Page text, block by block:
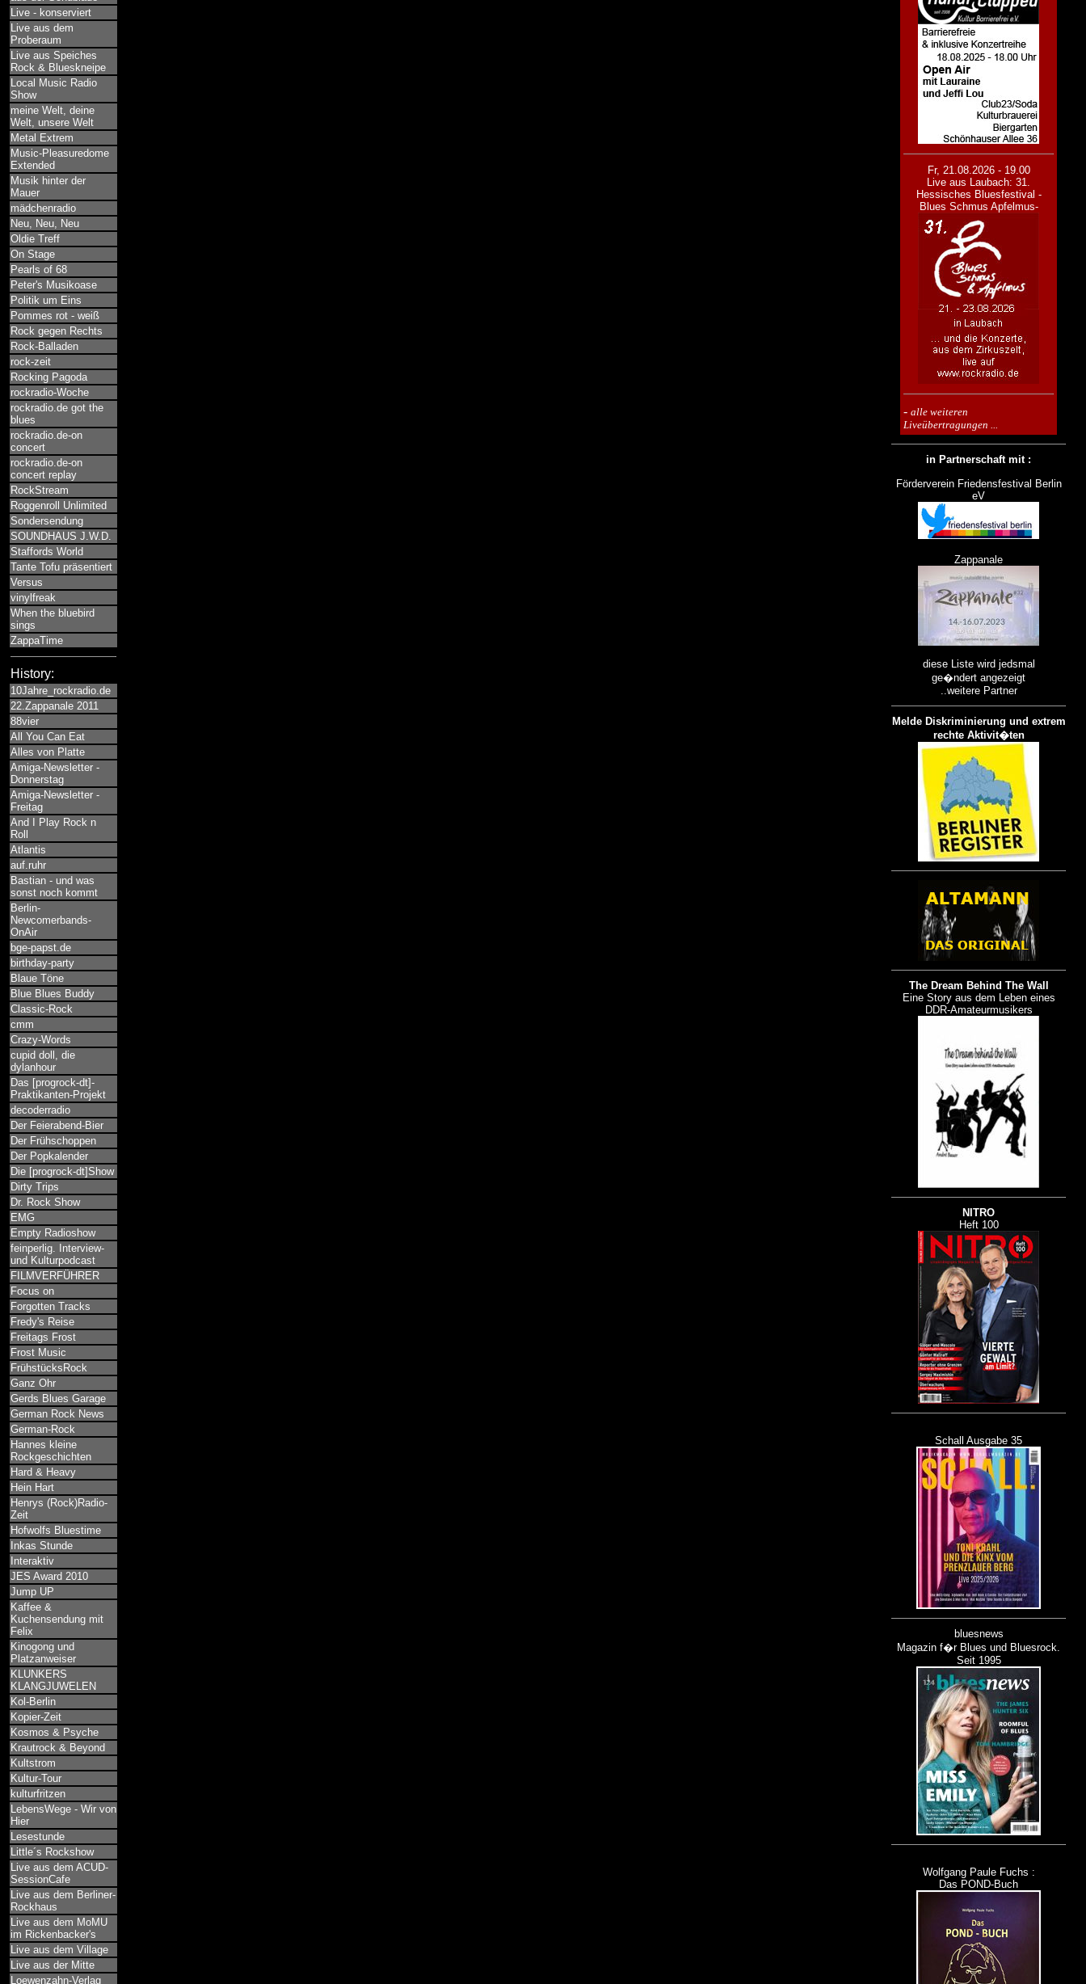
Live - konserviert
Live aus dem
Proberaum
Live aus Speiches
Rock & Blueskneipe
Local Music Radio
Show
meine Welt, deine
Welt, unsere Welt
Metal Extrem
Music-Pleasuredome
Extended
Musik hinter der
Mauer
mädchenradio
Neu, Neu, Neu
Oldie Treff
On Stage
Pearls of 68
Peter's Musikoase
Politik um Eins
Pommes rot - weiß
Rock gegen Rechts
Rock-Balladen
rock-zeit
Rocking Pagoda
rockradio-Woche
rockradio.de got the
blues
rockradio.de-on
concert
rockradio.de-on
concert replay
RockStream
Roggenroll Unlimited
Sondersendung
SOUNDHAUS J.W.D.
Staffords World
Tante Tofu präsentiert
Versus
vinylfreak
When the bluebird
sings
ZappaTime
History:
10Jahre_rockradio.de
22.Zappanale 2011
88vier
All You Can Eat
Alles von Platte
Amiga-Newsletter -
Donnerstag
Amiga-Newsletter -
Freitag
And I Play Rock n
Roll
Atlantis
auf.ruhr
Bastian - und was
sonst noch kommt
Berlin-
Newcomerbands-
OnAir
bge-papst.de
birthday-party
Blaue Töne
Blue Blues Buddy
Classic-Rock
cmm
Crazy-Words
cupid doll, die
dylanhour
Das [progrock-dt]-
Praktikanten-Projekt
decoderradio
Der Feierabend-Bier
Der Frühschoppen
Der Popkalender
Die [progrock-dt]Show
Dirty Trips
Dr. Rock Show
EMG
Empty Radioshow
feinperlig. Interview-
und Kulturpodcast
FILMVERFÜHRER
Focus on
Forgotten Tracks
Fredy's Reise
Freitags Frost
Frost Music
FrühstücksRock
Ganz Ohr
Gerds Blues Garage
German Rock News
German-Rock
Hannes kleine
Rockgeschichten
Hard & Heavy
Hein Hart
Henrys (Rock)Radio-
Zeit
Hofwolfs Bluestime
Inkas Stunde
Interaktiv
JES Award 2010
Jump UP
Kaffee &
Kuchensendung mit
Felix
Kinogong und
Platzanweiser
KLUNKERS
KLANGJUWELEN
Kol-Berlin
Kopier-Zeit
Kosmos & Psyche
Krautrock & Beyond
Kultstrom
Kultur-Tour
kulturfritzen
LebensWege - Wir von
Hier
Lesestunde
Little´s Rockshow
Live aus dem ACUD-
SessionCafe
Live aus dem Berliner-
Rockhaus
Live aus dem MoMU
im Rickenbacker's
Live aus dem Village
Live aus der Mitte
Loewenzahn-Verlag
Fr, 21.08.2026 - 19.00
Live aus Laubach: 31.
Hessisches Bluesfestival -
Blues Schmus Apfelmus-
- alle weiteren
Liveübertragungen ...
in Partnerschaft mit :
Förderverein Friedensfestival Berlin
eV
Zappanale
diese Liste wird jedsmal
ge�ndert angezeigt
..weitere Partner
Melde Diskriminierung und extrem
rechte Aktivit�ten
The Dream Behind The Wall
Eine Story aus dem Leben eines
DDR-Amateurmusikers
NITRO
Heft 100
Schall Ausgabe 35
bluesnews
Magazin f�r Blues und Bluesrock.
Seit 1995
Wolfgang Paule Fuchs :
Das POND-Buch